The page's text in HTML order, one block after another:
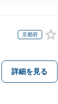
京都府
詳細を見る